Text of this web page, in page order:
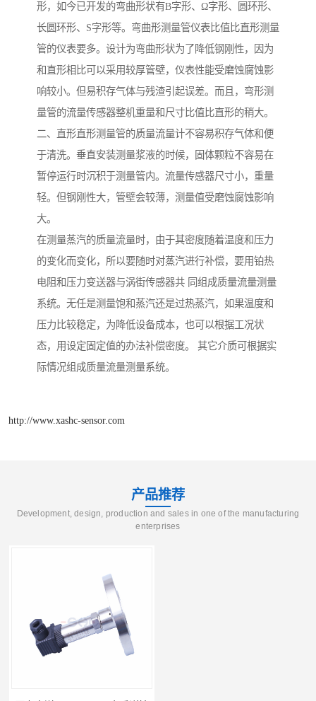
形，如今已开发的弯曲形状有B字形、Ω字形、圆环形、
长圆环形、S字形等。弯曲形测量管仪表比值比直形测量
管的仪表要多。设计为弯曲形状为了降低钢刚性，因为
和直形相比可以采用较厚管壁，仪表性能受磨蚀腐蚀影
响较小。但易积存气体与残渣引起误差。而且，弯形测
量管的流量传感器整机重量和尺寸比值比直形的稍大。
二、直形直形测量管的质量流量计不容易积存气体和便
于清洗。垂直安装测量浆液的时候，固体颗粒不容易在
暂停运行时沉积于测量管内。流量传感器尺寸小，重量
轻。但钢刚性大，管壁会较薄，测量值受磨蚀腐蚀影响
大。
在测量蒸汽的质量流量时，由于其密度随着温度和压力
的变化而变化，所以要随时对蒸汽进行补偿，要用铂热
电阻和压力变送器与涡街传感器共 同组成质量流量测量
系统。无任是测量饱和蒸汽还是过热蒸汽，如果温度和
压力比较稳定，为降低设备成本，也可以根据工况状
态，用设定固定值的办法补偿密度。 其它介质可根据实
际情况组成质量流量测量系统。
http://www.xashc-sensor.com
产品推荐
Development, design, production and sales in one of the manufacturing
enterprises